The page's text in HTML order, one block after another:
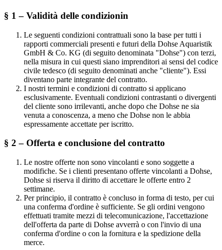
§ 1 – Validità delle condizionin
Le seguenti condizioni contrattuali sono la base per tutti i
rapporti commerciali presenti e futuri della Dohse Aquaristik
GmbH & Co. KG (di seguito denominata "Dohse") con terzi,
nella misura in cui questi siano imprenditori ai sensi del codice
civile tedesco (di seguito denominati anche "cliente"). Essi
diventano parte integrante del contratto.
I nostri termini e condizioni di contratto si applicano
esclusivamente. Eventuali condizioni contrastanti o divergenti
del cliente sono irrilevanti, anche dopo che Dohse ne sia
venuta a conoscenza, a meno che Dohse non le abbia
espressamente accettate per iscritto.
§ 2 – Offerta e conclusione del contratto
Le nostre offerte non sono vincolanti e sono soggette a
modifiche. Se i clienti presentano offerte vincolanti a Dohse,
Dohse si riserva il diritto di accettare le offerte entro 2
settimane.
Per principio, il contratto è concluso in forma di testo, per cui
una conferma d'ordine è sufficiente. Se gli ordini vengono
effettuati tramite mezzi di telecomunicazione, l'accettazione
dell'offerta da parte di Dohse avverrà o con l'invio di una
conferma d'ordine o con la fornitura e la spedizione della
merce.